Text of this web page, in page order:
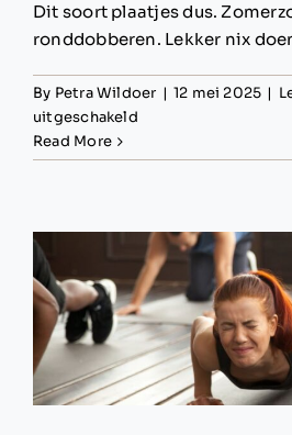
Dit soort plaatjes dus.
ronddobberen. Lekker nix
By Petra Wildoer | 12 mei 2025 |
uitgeschakeldvoor
ode
Read More